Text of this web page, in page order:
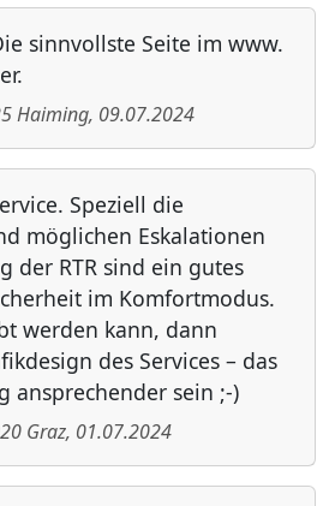
sinnvollste Seite im www.
Haiming, 09.07.2024
Speziell die
möglichen Eskalationen
der RTR sind ein gutes
im Komfortmodus.
werden kann, dann
des Services – das
ansprechender sein ;-)
Graz, 01.07.2024